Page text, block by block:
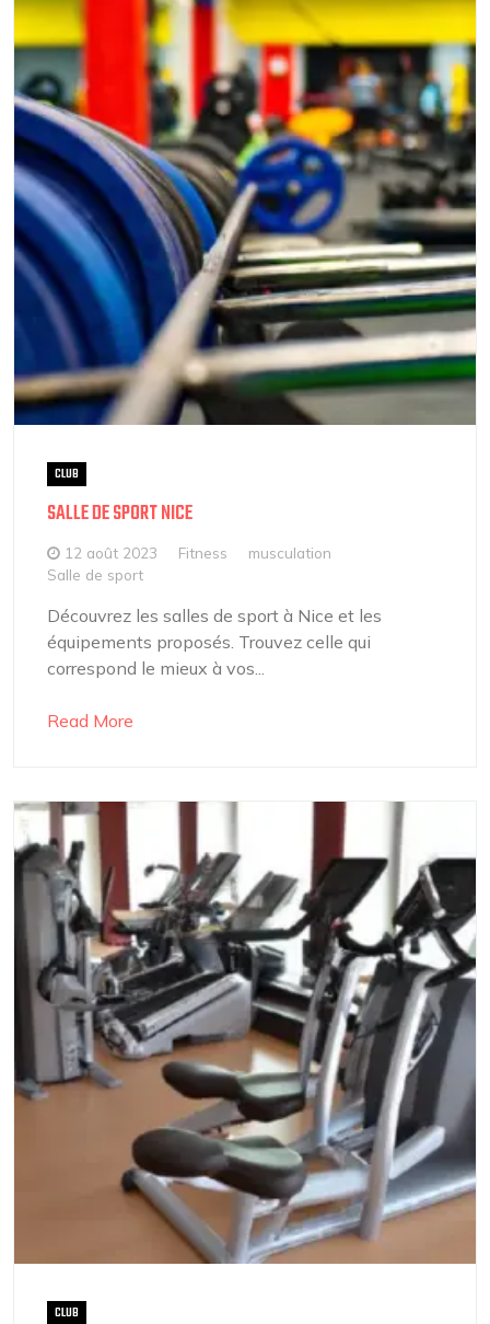
CLUB
SALLE DE SPORT NICE
12 août 2023 Fitness
musculation
Salle de sport
Découvrez les salles de sport à Nice et les
équipements proposés. Trouvez celle qui
correspond le mieux à vos...
Read More
CLUB